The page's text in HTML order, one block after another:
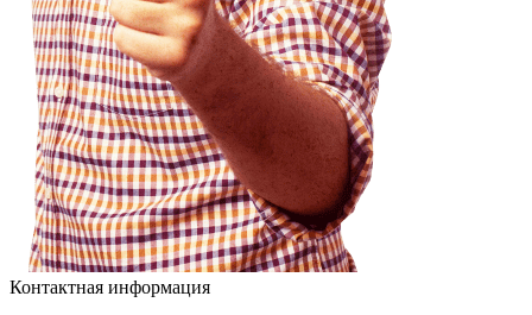
Контактная информация